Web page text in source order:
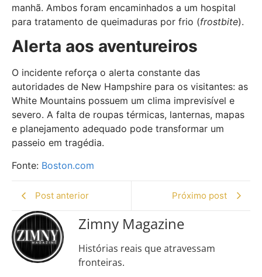
manhã. Ambos foram encaminhados a um hospital
para tratamento de queimaduras por frio (frostbite).
Alerta aos aventureiros
O incidente reforça o alerta constante das
autoridades de New Hampshire para os visitantes: as
White Mountains possuem um clima imprevisível e
severo. A falta de roupas térmicas, lanternas, mapas
e planejamento adequado pode transformar um
passeio em tragédia.
Fonte: Boston.com
Post anterior Próximo post
Zimny Magazine
Histórias reais que atravessam
fronteiras.